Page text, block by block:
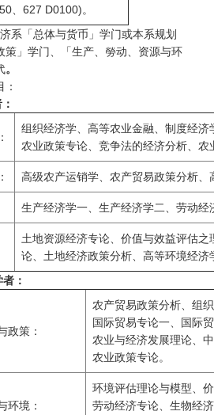
、627 D0100)。
系「总体与货币」学门或本系规划
策」学门、「生产、勞动、资源与环
。
：
组织经济学、高等农业金融、制度经济
农业政策专论、竞争法的经济分析、
高级农产运销学、农产贸易政策分析
生产经济学一、生产经济学二、劳动
土地资源经济专论、价值与效益评估
论、土地经济政策分析、高等环境经济
：
政策 ：
农产贸易政策分析
组
国际贸易专论一
国际
农业与经济发展理论、
农业政策专论。
环境 ：
环境评估理论与模型
劳动经济专论、生物经